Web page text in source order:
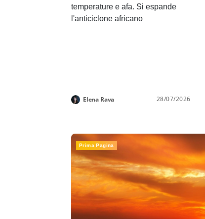
temperature e afa. Si espande
l'anticiclone africano
Elena Rava 28/07/2026
Prima Pagina